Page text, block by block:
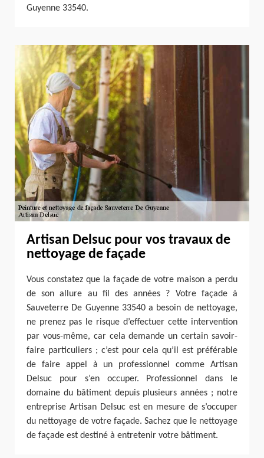
Guyenne 33540.
Artisan Delsuc pour vos travaux de
nettoyage de façade
Vous constatez que la façade de votre maison a perdu
de son allure au fil des années ? Votre façade à
Sauveterre De Guyenne 33540 a besoin de nettoyage,
ne prenez pas le risque d’effectuer cette intervention
par vous-même, car cela demande un certain savoir-
faire particuliers ; c’est pour cela qu’il est préférable
de faire appel à un professionnel comme Artisan
Delsuc pour s’en occuper. Professionnel dans le
domaine du bâtiment depuis plusieurs années ; notre
entreprise Artisan Delsuc est en mesure de s’occuper
du nettoyage de votre façade. Sachez que le nettoyage
de façade est destiné à entretenir votre bâtiment.